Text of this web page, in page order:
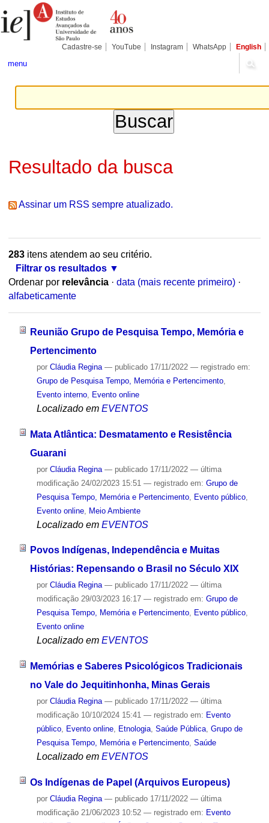
para
conteúdo.
Pessoais
Cadastre-se YouTube Instagram WhatsApp English
menu
Resultado da busca
Assinar um RSS sempre atualizado.
283itens atendem ao seu critério.
Filtrar os resultados
Ordenar por relevância · data (mais recente primeiro) ·
alfabeticamente
Reunião Grupo de Pesquisa Tempo, Memória e
Pertencimento
por Cláudia Regina — publicado17/11/2022 — registrado em:
Grupo de Pesquisa Tempo, Memória e Pertencimento,
Evento interno, Evento online
Localizado em EVENTOS
Mata Atlântica: Desmatamento e Resistência
Guarani
por Cláudia Regina — publicado17/11/2022 — última
modificação24/02/2023 15:51 — registrado em: Grupo de
Pesquisa Tempo, Memória e Pertencimento, Evento público,
Evento online, Meio Ambiente
Localizado em EVENTOS
Povos Indígenas, Independência e Muitas
Histórias: Repensando o Brasil no Século XIX
por Cláudia Regina — publicado17/11/2022 — última
modificação29/03/2023 16:17 — registrado em: Grupo de
Pesquisa Tempo, Memória e Pertencimento, Evento público,
Evento online
Localizado em EVENTOS
Memórias e Saberes Psicológicos Tradicionais
no Vale do Jequitinhonha, Minas Gerais
por Cláudia Regina — publicado17/11/2022 — última
modificação10/10/2024 15:41 — registrado em: Evento
público, Evento online, Etnologia, Saúde Pública, Grupo de
Pesquisa Tempo, Memória e Pertencimento, Saúde
Localizado em EVENTOS
Os Indígenas de Papel (Arquivos Europeus)
por Cláudia Regina — publicado17/11/2022 — última
modificação21/06/2023 10:52 — registrado em: Evento